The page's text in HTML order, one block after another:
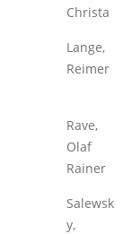
Christa
Lange,
Reimer
Rave,
Olaf
Rainer
Salewsk
y,